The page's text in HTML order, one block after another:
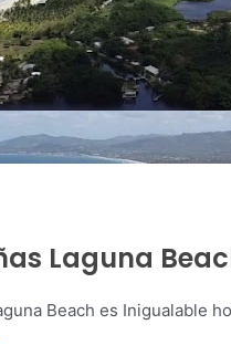
Laguna
Beach es Inigualable